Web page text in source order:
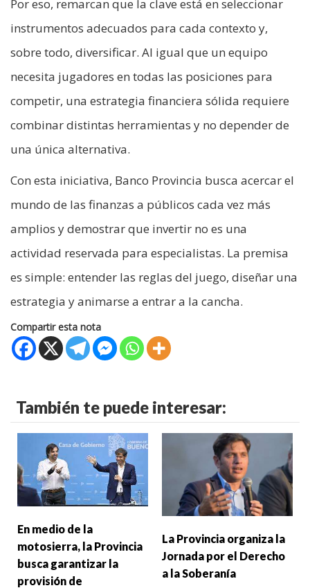
Por eso, remarcan que la clave está en seleccionar
instrumentos adecuados para cada contexto y,
sobre todo, diversificar. Al igual que un equipo
necesita jugadores en todas las posiciones para
competir, una estrategia financiera sólida requiere
combinar distintas herramientas y no depender de
una única alternativa.
Con esta iniciativa, Banco Provincia busca acercar el
mundo de las finanzas a públicos cada vez más
amplios y demostrar que invertir no es una
actividad reservada para especialistas. La premisa
es simple: entender las reglas del juego, diseñar una
estrategia y animarse a entrar a la cancha.
Compartir esta nota
También te puede interesar:
En medio de la
motosierra, la Provincia
busca garantizar la
provisión de
La Provincia organiza la
Jornada por el Derecho
a la Soberanía